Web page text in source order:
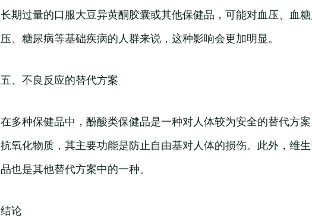
长期过量的口服大豆异黄酮胶囊或其他保健品，可能对血压、血
压、糖尿病等基础疾病的人群来说，这种影响会更加明显。
五、不良反应的替代方案
在多种保健品中，酚酸类保健品是一种对人体较为安全的替代方
抗氧化物质，其主要功能是防止自由基对人体的损伤。此外，维
品也是其他替代方案中的一种。
结论